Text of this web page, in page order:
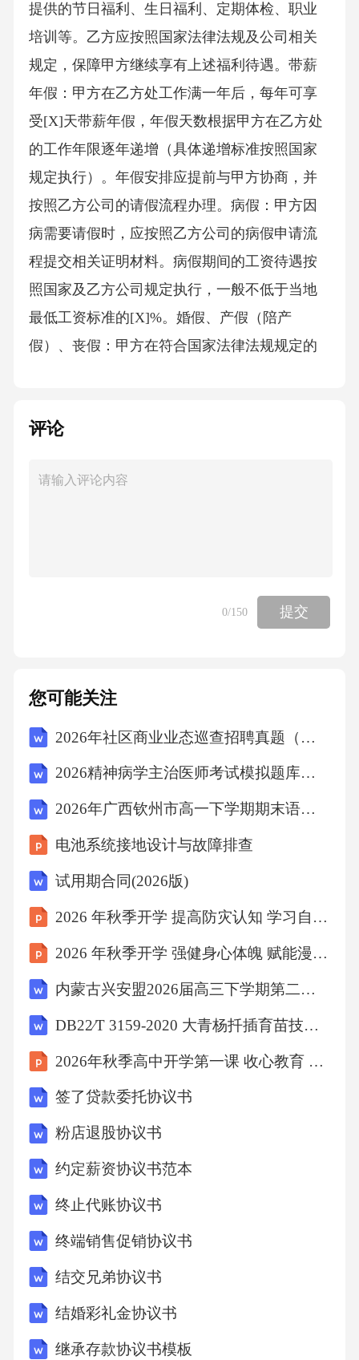
提供的节日福利、生日福利、定期体检、职业
培训等。乙方应按照国家法律法规及公司相关
规定，保障甲方继续享有上述福利待遇。带薪
年假：甲方在乙方处工作满一年后，每年可享
受[X]天带薪年假，年假天数根据甲方在乙方处
的工作年限逐年递增（具体递增标准按照国家
规定执行）。年假安排应提前与甲方协商，并
按照乙方公司的请假流程办理。病假：甲方因
病需要请假时，应按照乙方公司的病假申请流
程提交相关证明材料。病假期间的工资待遇按
照国家及乙方公司规定执行，一般不低于当地
最低工资标准的[X]%。婚假、产假（陪产
假）、丧假：甲方在符合国家法律法规规定的
乙方公司规定执行。乙方应协助甲方办理相关
利待遇不受影响。节日福利、生日福利、定期
品等），定期组织甲方进行体检，提供职业培
训机会，以提升甲方的工作技能和职业发展能
[详细描述工作职责]。自劳动关系移交至乙方
后，甲方将担任乙方公司的[新工作岗位名称]，
工作内容为[详细描述新工作职责]。2.乙方应根
排甲方的工作任务，并为甲方提供必要的工作
条件和支持。甲方应按照乙方的工作要求，认
真履行工作职责，按时完成工作任务，遵守乙
方公司的各项规章制度。3.在工作过程中，如乙
规定，有权按照公司的绩效考核制度及相关规
定对甲方进行考核，并根据考核结果采取相应
的措施，如调整工作岗位、进行培训、解除劳
动合同等（具体措施及条件按照乙方公司规定
执行）。甲方如对考核结果有异议，有权在规
定时间内提出申诉，并按照乙方公司的申诉流
程进行处理。（四）工作年限1.甲方在原用人单
位的工作年限自[起始工作日期]起计算，截至
方在原用人单位的工作年限，并将其作为计算
甲方在乙方处工作年限的依据。2.在计算甲方的
年休假天数、医疗期、经济补偿等涉及工作年
限的权益时，乙方应连续计算甲方在原用人单
位和乙方处的工作年限。如甲方因劳动关系移
交导致工作年限中断，乙方应按照国家法律法
评论
0/150 提交
您可能关注
2026年社区商业业态巡查招聘真题（附答案）
2026精神病学主治医师考试模拟题库及答案
2026年广西钦州市高一下学期期末语文试题及答案
电池系统接地设计与故障排查
试用期合同(2026版)
2026 年秋季开学 提高防灾认知 学习自救互救知识
2026 年秋季开学 强健身心体魄 赋能漫长求学之路
内蒙古兴安盟2026届高三下学期第二次模拟考试地理试卷(有答案)
DB22∕T 3159-2020 大青杨扦插育苗技术规程
2026年秋季高中开学第一课 收心教育 聚力前行
签了贷款委托协议书
粉店退股协议书
约定薪资协议书范本
终止代账协议书
终端销售促销协议书
结交兄弟协议书
结婚彩礼金协议书
继承存款协议书模板